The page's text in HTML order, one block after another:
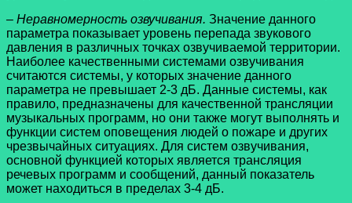
– Неравномерность озвучивания. Значение данного
параметра показывает уровень перепада звукового
давления в различных точках озвучиваемой территории.
Наиболее качественными системами озвучивания
считаются системы, у которых значение данного
параметра не превышает 2-3 дБ. Данные системы, как
правило, предназначены для качественной трансляции
музыкальных программ, но они также могут выполнять и
функции систем оповещения людей о пожаре и других
чрезвычайных ситуациях. Для систем озвучивания,
основной функцией которых является трансляция
речевых программ и сообщений, данный показатель
может находиться в пределах 3-4 дБ.